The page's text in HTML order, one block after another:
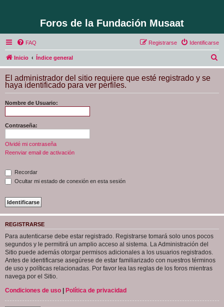
Foros de la Fundación Musaat
FAQ Identificarse
Registrarse
Inicio Índice general
u
c
El administrador del sitio requiere que esté registrado y se
haya identificado para ver perfiles.
Nombre de Usuario:
Contraseña:
Olvidé mi contraseña
Reenviar email de activación
Recordar
Ocultar mi estado de conexión en esta sesión
REGISTRARSE
Para autenticarse debe estar registrado. Registrarse tomará solo unos pocos
segundos y le permitirá un amplio acceso al sistema. La Administración del
Sitio puede además otorgar permisos adicionales a los usuarios registrados.
Antes de identificarse asegúrese de estar familiarizado con nuestros términos
de uso y políticas relacionadas. Por favor lea las reglas de los foros mientras
navega por el Sitio.
Condiciones de uso | Política de privacidad